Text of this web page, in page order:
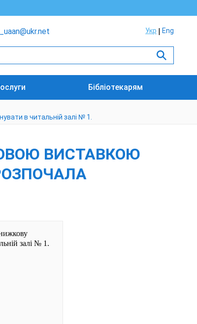
Укр Eng
Бібліотекарям
в читальній залі № 1.
ВИСТАВКОЮ
залі № 1.